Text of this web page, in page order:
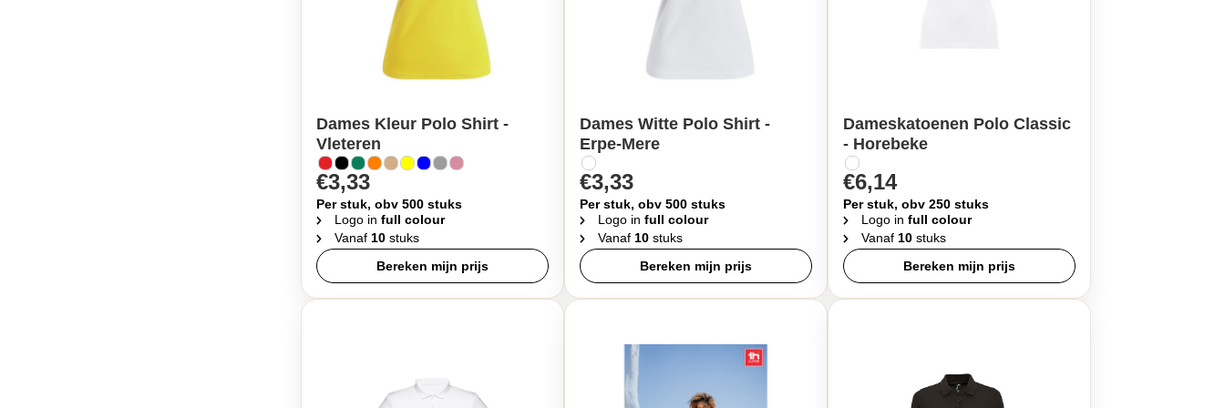
Dames Kleur Polo Shirt -
Vleteren
€3,33
Per stuk, obv 500 stuks
Logo in full colour
Vanaf 10 stuks
Bereken mijn prijs
Dames Witte Polo Shirt -
Erpe-Mere
€3,33
Per stuk, obv 500 stuks
Logo in full colour
Vanaf 10stuks
Bereken mijn prijs
Dameskatoenen Polo Classic
- Horebeke
€6,14
Per stuk, obv 250 stuks
Logo in full colour
Vanaf 10stuks
Bereken mijn prijs